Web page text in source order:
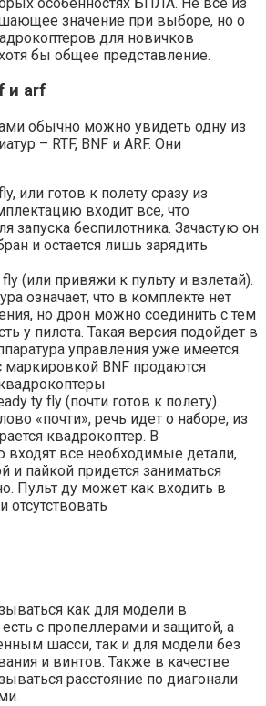
значение при выборе, но о
для новичков
бы общее представление.
и arf
обычно можно увидеть одну из
– RTF, BNF и ARF. Они
или готов к полету сразу из
входит все, что
запуска беспилотника. Зачастую он
и остается лишь зарядить
fly (или привяжи к пульту и взлетай).
означает, что в комплекте нет
но дрон можно соединить с тем
у пилота. Такая версия подойдет в
управления уже имеется.
маркировкой BNF продаются
ty fly (почти готов к полету).
«почти», речь идет о наборе, из
квадрокоптер. В
входят все необходимые детали,
и пайкой придется заниматься
Пульт ду может как входить в
отсутствовать
как для модели в
с пропеллерами и защитой, а
шасси, так и для модели без
и винтов. Также в качестве
расстояние по диагонали